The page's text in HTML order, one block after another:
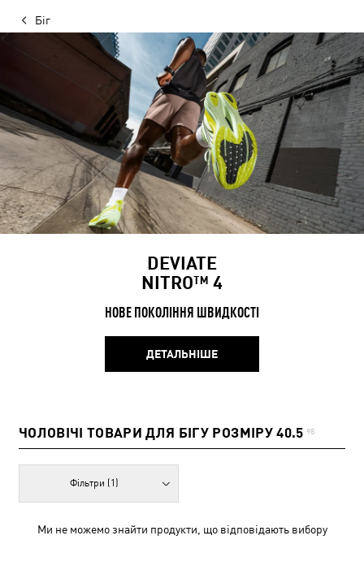
Біг
DEVIATE
NITRO™ 4
НОВЕ ПОКОЛІННЯ ШВИДКОСТІ
ДЕТАЛЬНІШЕ
ЧОЛОВІЧІ ТОВАРИ ДЛЯ БІГУ РОЗМІРУ 40.5 98
Фільтри (1)
Ми не можемо знайти продукти, що відповідають вибору